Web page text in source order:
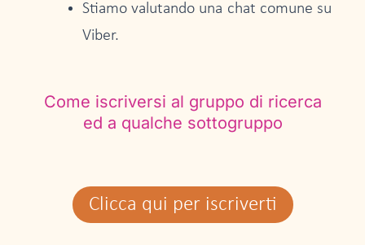
Stiamo valutando una chat comune su
Viber.
Come iscriversi al gruppo di ricerca
ed a qualche sottogruppo
Clicca qui per iscriverti